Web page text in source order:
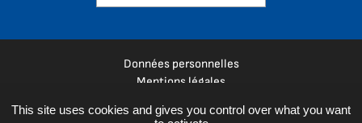
Données personnelles
Mentions légales
Espace presse
This site uses cookies and gives you control over what you want